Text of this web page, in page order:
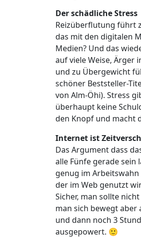
Der schädliche Stress
Reizüberflutung führt
das mit den digitalen
Medien? Und das
auf viele Weise, Ärger
und zu Übergewicht
schöner Beststeller-
von Alm-Öhi). Stress
überhaupt keine
den Knopf und macht
Internet ist
Das Argument dass
alle Fünfe gerade sein
genug im Arbeitswahn
der im Web genutzt
Sicher, man sollte
man sich bewegt aber
und dann noch 3
ausgepowert. 🙂